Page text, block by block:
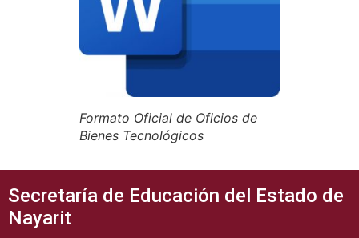
Formato Oficial de Oficios de
Bienes Tecnológicos
Secretaría de Educación del Estado de
Nayarit